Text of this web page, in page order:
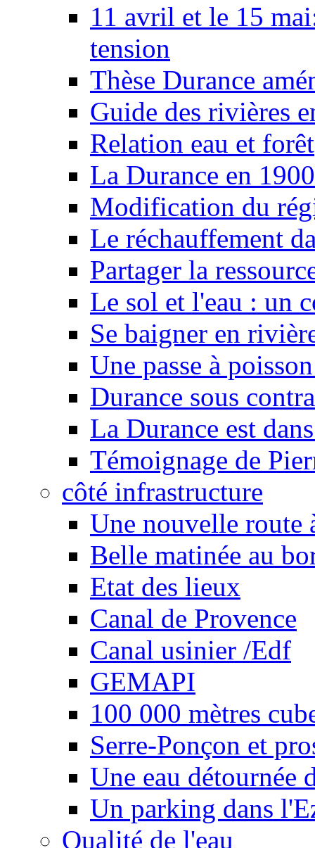
11 avril et le 15
tension
Thèse Durance
Guide des rivières
Relation eau et forêt
La Durance en 1900
Modification du
Le réchauffement
Partager la
Le sol et l'eau : un
Se baigner en
Une passe à
Durance sous
La Durance est
Témoignage de
côté infrastructure
Une nouvelle route
Belle matinée au
Etat des lieux
Canal de Provence
Canal usinier /Edf
GEMAPI
100 000 mètres
Serre-Ponçon et
Une eau détournée
Un parking dans
Qualité de l'eau